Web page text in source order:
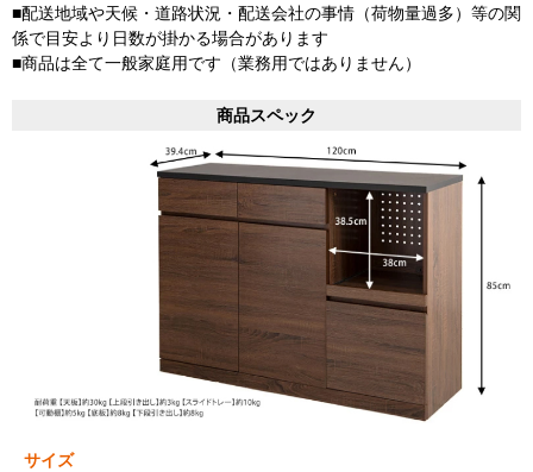
■配送地域や天候・道路状況・配送会社の事情（荷物量過多）等の関
係で目安より日数が掛かる場合があります
■商品は全て一般家庭用です（業務用ではありません）
商品スペック
サイズ